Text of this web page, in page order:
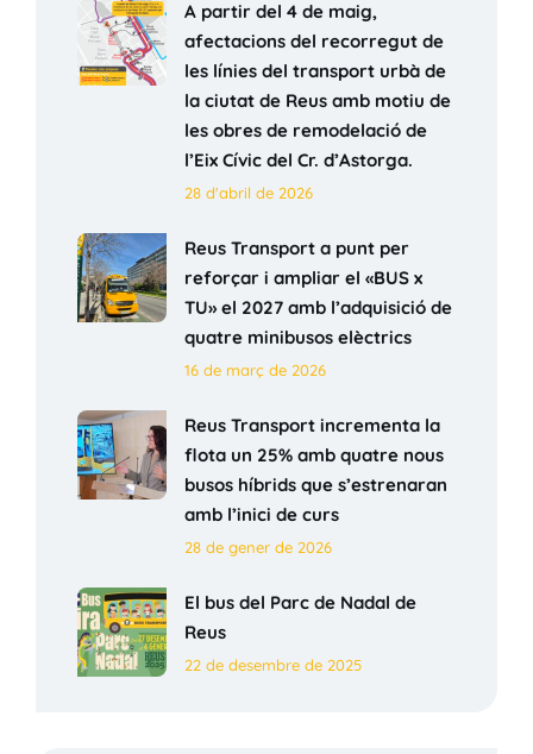
A partir del 4 de maig,
afectacions del recorregut de
les línies del transport urbà de
la ciutat de Reus amb motiu de
les obres de remodelació de
l’Eix Cívic del Cr. d’Astorga.
28 d'abril de 2026
Reus Transport a punt per
reforçar i ampliar el «BUS x
TU» el 2027 amb l’adquisició de
quatre minibusos elèctrics
16 de març de 2026
Reus Transport incrementa la
flota un 25% amb quatre nous
busos híbrids que s’estrenaran
amb l’inici de curs
28 de gener de 2026
El bus del Parc de Nadal de
Reus
22 de desembre de 2025